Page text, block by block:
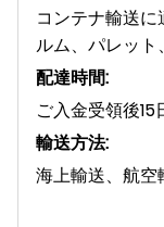
コンテナ輸送
ルム、パレット
配達時間:
ご入金受領後15
輸送方法:
海上輸送、航空